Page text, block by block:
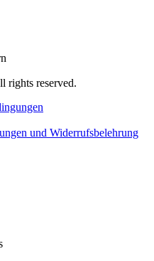
rights reserved.
und Widerrufsbelehrung